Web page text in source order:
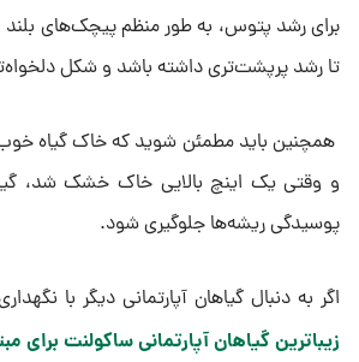
برای رشد پتوس، به طور منظم پیچک‌های
تا رشد پرپشت‌تری داشته باشد و شکل
همچنین باید مطمئن شوید که خاک گیاه
و وقتی یک اینچ بالایی خاک خشک شد، گیاه
پوسیدگی ریشه‌ها جلوگیری شود.
اگر به دنبال گیاهان آپارتمانی دیگر با
زیباترین گیاهان آپارتمانی ساکولنت برای